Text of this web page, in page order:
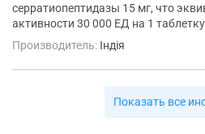
серратиопептидазы 15 мг, что
активности 30 000 ЕД на 1 таблетку
Производитель: Індія
Показать все